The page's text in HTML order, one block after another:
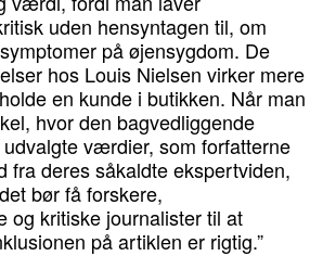
uden hensyntagen til, om
på øjensygdom. De
hos Louis Nielsen virker mere
en kunde i butikken. Når man
hvor den bagvedliggende
værdier, som forfatterne
fra deres såkaldte ekspertviden,
bør få forskere,
og kritiske journalister til at
på artiklen er rigtig.”